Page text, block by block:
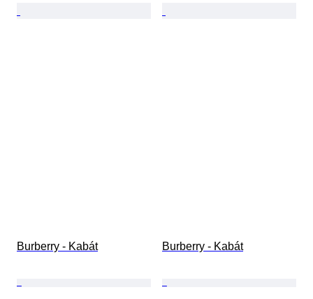
Burberry - Kabát Burberry - Kabát